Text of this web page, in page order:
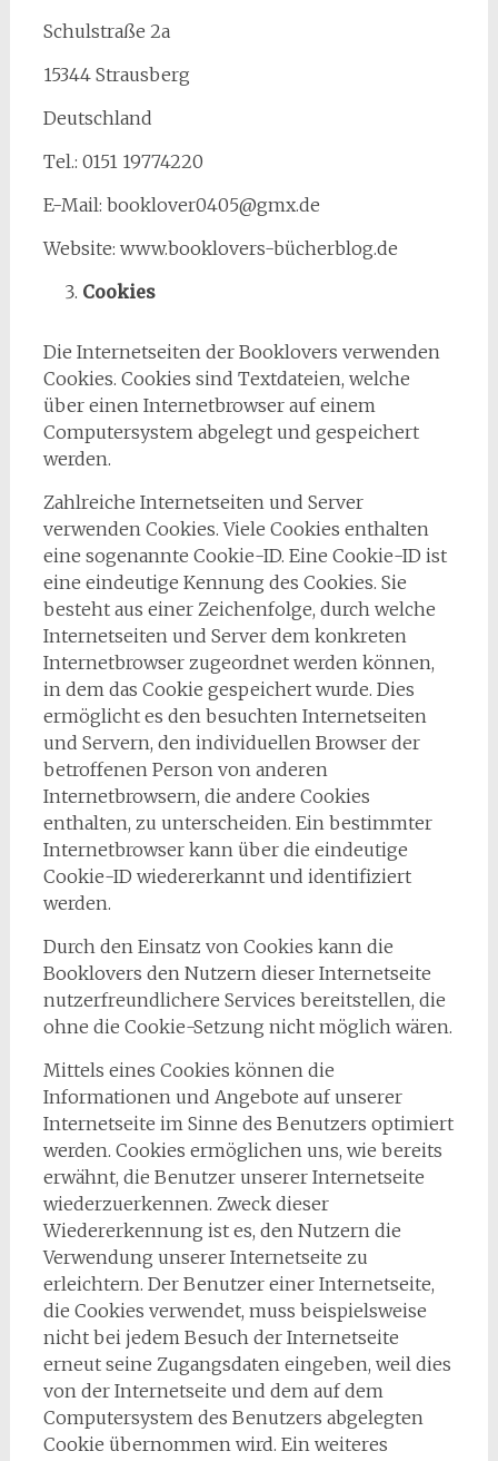
Schulstraße 2a
15344 Strausberg
Deutschland
Tel.: 0151 19774220
E-Mail: booklover0405@gmx.de
Website: www.booklovers-bücherblog.de
Cookies
Die Internetseiten der Booklovers verwenden
Cookies. Cookies sind Textdateien, welche
über einen Internetbrowser auf einem
Computersystem abgelegt und gespeichert
werden.
Zahlreiche Internetseiten und Server
verwenden Cookies. Viele Cookies enthalten
eine sogenannte Cookie-ID. Eine Cookie-ID ist
eine eindeutige Kennung des Cookies. Sie
besteht aus einer Zeichenfolge, durch welche
Internetseiten und Server dem konkreten
Internetbrowser zugeordnet werden können,
in dem das Cookie gespeichert wurde. Dies
ermöglicht es den besuchten Internetseiten
und Servern, den individuellen Browser der
betroffenen Person von anderen
Internetbrowsern, die andere Cookies
enthalten, zu unterscheiden. Ein bestimmter
Internetbrowser kann über die eindeutige
Cookie-ID wiedererkannt und identifiziert
werden.
Durch den Einsatz von Cookies kann die
Booklovers den Nutzern dieser Internetseite
nutzerfreundlichere Services bereitstellen, die
ohne die Cookie-Setzung nicht möglich wären.
Mittels eines Cookies können die
Informationen und Angebote auf unserer
Internetseite im Sinne des Benutzers optimiert
werden. Cookies ermöglichen uns, wie bereits
erwähnt, die Benutzer unserer Internetseite
wiederzuerkennen. Zweck dieser
Wiedererkennung ist es, den Nutzern die
Verwendung unserer Internetseite zu
erleichtern. Der Benutzer einer Internetseite,
die Cookies verwendet, muss beispielsweise
nicht bei jedem Besuch der Internetseite
erneut seine Zugangsdaten eingeben, weil dies
von der Internetseite und dem auf dem
Computersystem des Benutzers abgelegten
Cookie übernommen wird. Ein weiteres